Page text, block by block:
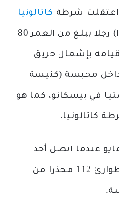
اعتقلت شرطة كاتالونيا
(موسوس دي إسكوادرا) رجلا يبلغ من العمر 80
قيامه بإشعال حريق
داخل محبسة (كنيسة
في بيسكانو، كما هو
كاتالونيا.
الأحداث في 24 مايو عندما اتصل أحد
الشهود برقم هاتف الطوارئ 112 محذرا من